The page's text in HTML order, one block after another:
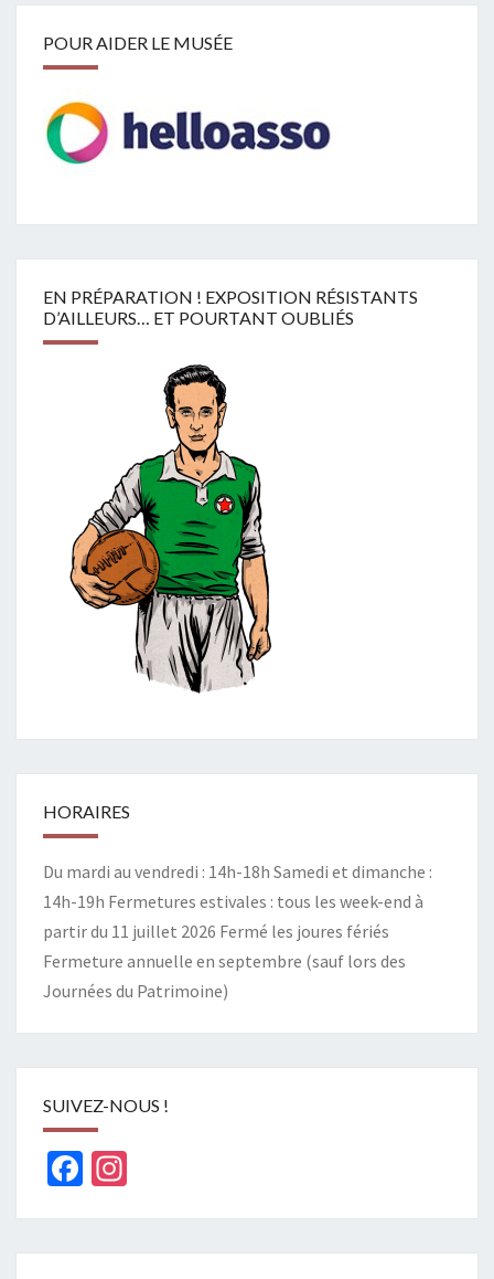
POUR AIDER LE MUSÉE
EN PRÉPARATION ! EXPOSITION RÉSISTANTS
D’AILLEURS… ET POURTANT OUBLIÉS
HORAIRES
Du mardi au vendredi : 14h-18h Samedi et dimanche :
14h-19h Fermetures estivales : tous les week-end à
partir du 11 juillet 2026 Fermé les joures fériés
Fermeture annuelle en septembre (sauf lors des
Journées du Patrimoine)
SUIVEZ-NOUS !
Facebook